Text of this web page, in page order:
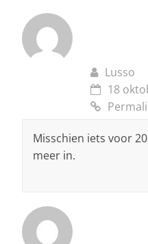
Lusso
18
Misschien iets voor
meer in.